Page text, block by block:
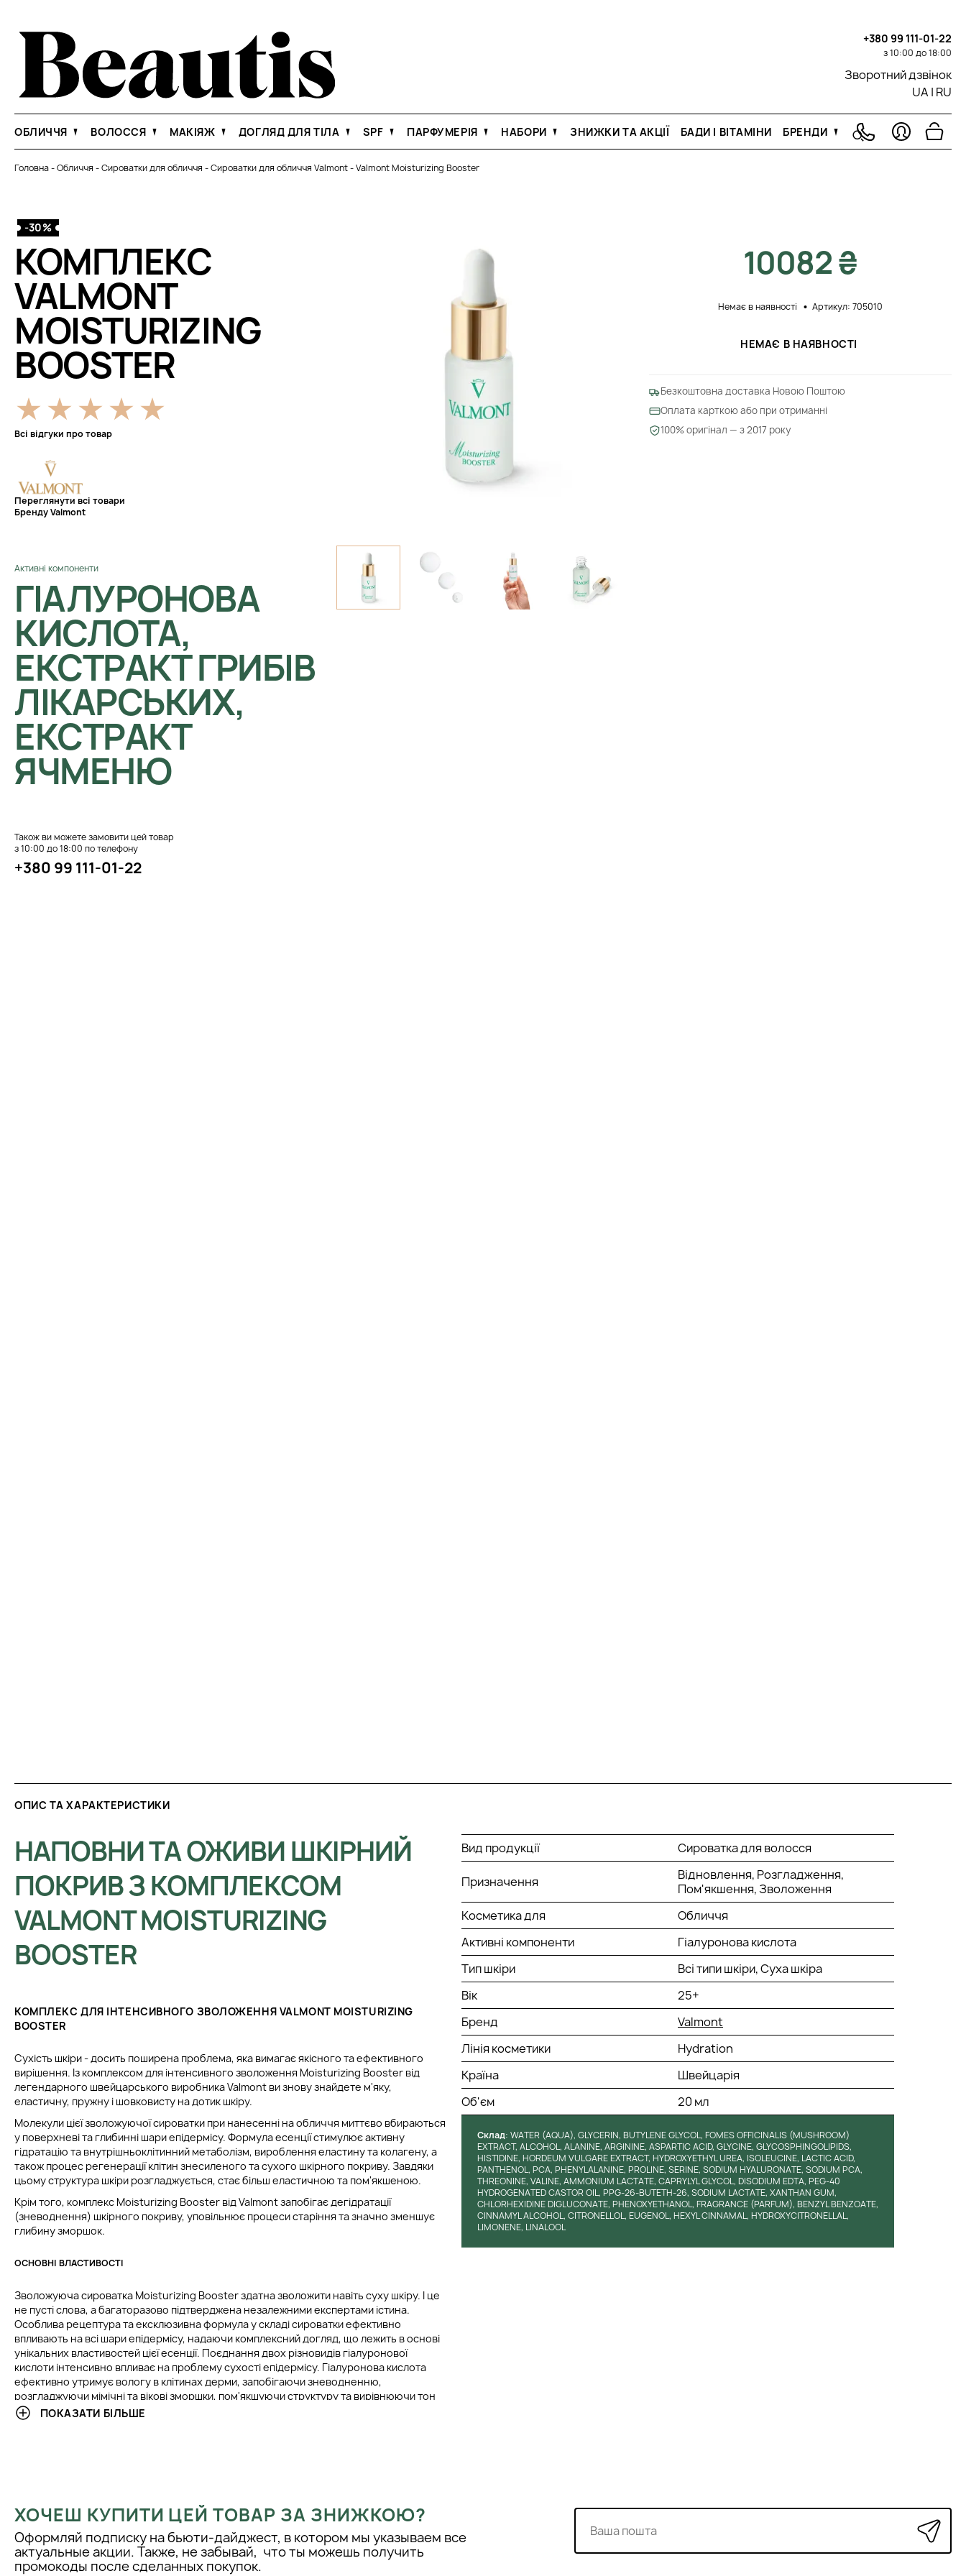
+380 99 111-01-22
з 10:00 до 18:00
Зворотний дзвінок
UA | RU
ОБЛИЧЧЯ ВОЛОССЯ МАКІЯЖ ДОГЛЯД ДЛЯ ТІЛА SPF ПАРФУМЕРІЯ НАБОРИ ЗНИЖКИ ТА АКЦІЇ БАДИ І ВІТАМІНИ БРЕНДИ
Головна-Обличчя -Сироватки для обличчя -Сироватки для обличчя Valmont-Valmont Moisturizing Booster
-30%
КОМПЛЕКС
VALMONT
MOISTURIZING
BOOSTER
Всі відгуки про товар
Переглянути всі товари
Бренду Valmont
Активні компоненти
ГІАЛУРОНОВА
КИСЛОТА,
ЕКСТРАКТ ГРИБІВ
ЛІКАРСЬКИХ,
ЕКСТРАКТ
ЯЧМЕНЮ
Також ви можете замовити цей товар
з 10:00 до 18:00 по телефону
+380 99 111-01-22
10082 ₴
Немає в наявності Артикул: 705010
НЕМАЄ В НАЯВНОСТІ
Безкоштовна доставка Новою Поштою
Оплата карткою або при отриманні
100% оригінал — з 2017 року
ОПИС ТА ХАРАКТЕРИСТИКИ
НАПОВНИ ТА ОЖИВИ ШКІРНИЙ
ПОКРИВ З КОМПЛЕКСОМ
VALMONT MOISTURIZING
BOOSTER
КОМПЛЕКС ДЛЯ ІНТЕНСИВНОГО ЗВОЛОЖЕННЯ VALMONT MOISTURIZING
BOOSTER
Сухість шкіри - досить поширена проблема, яка вимагає якісного та ефективного
вирішення. Із комплексом для інтенсивного зволоження Moisturizing Booster від
легендарного швейцарського виробника Valmont ви знову знайдете м'яку,
еластичну, пружну і шовковисту на дотик шкіру.
Молекули цієї зволожуючої сироватки при нанесенні на обличчя миттєво вбираються
у поверхневі та глибинні шари епідермісу. Формула есенції стимулює активну
гідратацію та внутрішньоклітинний метаболізм, вироблення еластину та колагену, а
також процес регенерації клітин знесиленого та сухого шкірного покриву. Завдяки
цьому структура шкіри розгладжується, стає більш еластичною та пом'якшеною.
Крім того, комплекс Moisturizing Booster від Valmont запобігає дегідратації
(зневоднення) шкірного покриву, уповільнює процеси старіння та значно зменшує
глибину зморшок.
ОСНОВНІ ВЛАСТИВОСТІ
Зволожуюча сироватка Moisturizing Booster здатна зволожити навіть суху шкіру. І це
не пусті слова, а багаторазово підтверджена незалежними експертами істина.
Особлива рецептура та ексклюзивна формула у складі сироватки ефективно
впливають на всі шари епідермісу, надаючи комплексний догляд, що лежить в основі
унікальних властивостей цієї есенції. Поєднання двох різновидів гіалуронової
кислоти інтенсивно впливає на проблему сухості епідермісу. Гіалуронова кислота
ефективно утримує вологу в клітинах дерми, запобігаючи зневодненню,
розгладжуючи мімічні та вікові зморшки, пом'якшуючи структуру та вирівнюючи тон
епідермісу.
АКТИВНІ КОМПОНЕНТИ У СКЛАДІ СИРОВАТКИ
Секрет ефективності зволожуючої формули Valmont Moisturizing Booster криється в
найголовнішому активному компоненті складу - гіалуронової кислоти (в основі
ПОКАЗАТИ БІЛЬШЕ
Вид продукції Сироватка для волосся
Призначення
Відновлення, Розгладження,
Пом'якшення, Зволоження
Косметика для
Обличчя
Активні компоненти
Гіалуронова кислота
Тип шкіри
Всі типи шкіри, Суха шкіра
Вік
25+
Бренд
Valmont
Лінія косметики
Hydration
Країна
Швейцарія
Об'єм
20 мл
Cклад: WATER (AQUA), GLYCERIN, BUTYLENE GLYCOL, FOMES OFFICINALIS (MUSHROOM)
EXTRACT, ALCOHOL, ALANINE, ARGININE, ASPARTIC ACID, GLYCINE, GLYCOSPHINGOLIPIDS,
HISTIDINE, HORDEUM VULGARE EXTRACT, HYDROXYETHYL UREA, ISOLEUCINE, LACTIC ACID,
PANTHENOL, PCA, PHENYLALANINE, PROLINE, SERINE, SODIUM HYALURONATE, SODIUM PCA,
THREONINE, VALINE, AMMONIUM LACTATE, CAPRYLYL GLYCOL, DISODIUM EDTA, PEG-40
HYDROGENATED CASTOR OIL, PPG-26-BUTETH-26, SODIUM LACTATE, XANTHAN GUM,
CHLORHEXIDINE DIGLUCONATE, PHENOXYETHANOL, FRAGRANCE (PARFUM), BENZYL BENZOATE,
CINNAMYL ALCOHOL, CITRONELLOL, EUGENOL, HEXYL CINNAMAL, HYDROXYCITRONELLAL,
LIMONENE, LINALOOL
ХОЧЕШ КУПИТИ ЦЕЙ ТОВАР ЗА ЗНИЖКОЮ?
Оформляй подписку на бьюти-дайджест, в котором мы указываем все
актуальные акции. Также, не забывай, что ты можешь получить
промокоды после сделанных покупок.